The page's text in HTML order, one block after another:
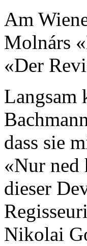
Am
Molnárs
«Der
Langsam
dass sie
«Nur ned
dieser
Nikolai